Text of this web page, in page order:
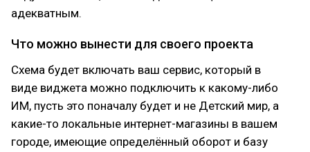
адекватным.
Что можно вынести для своего проекта
Схема будет включать ваш сервис, который в
виде виджета можно подключить к какому-либо
ИМ, пусть это поначалу будет и не Детский мир, а
какие-то локальные интернет-магазины в вашем
городе, имеющие определённый оборот и базу